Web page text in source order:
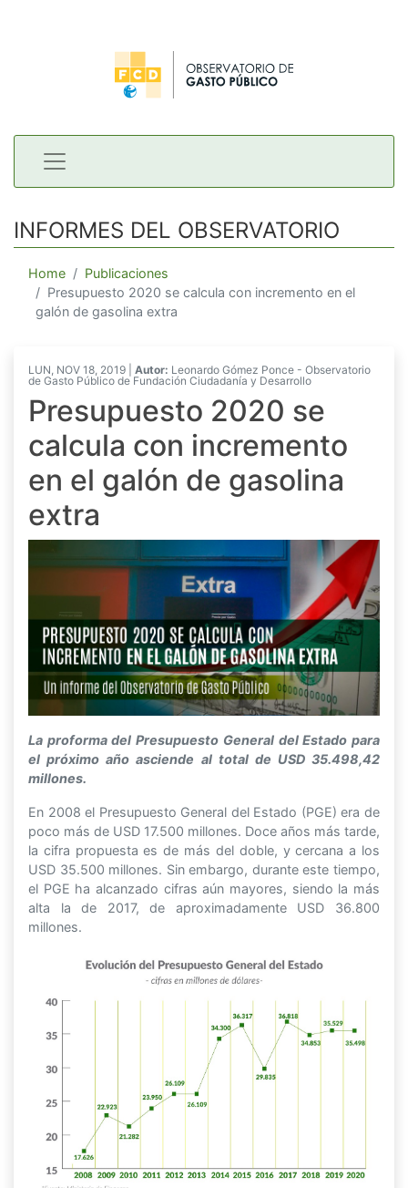
INFORMES DEL OBSERVATORIO
Home
Publicaciones
Presupuesto 2020 se calcula con incremento en el
galón de gasolina extra
LUN, NOV 18, 2019 | Autor: Leonardo Gómez Ponce - Observatorio
de Gasto Público de Fundación Ciudadanía y Desarrollo
Presupuesto 2020 se
calcula con incremento
en el galón de gasolina
extra
La proforma del Presupuesto General del Estado para
el próximo año asciende al total de USD 35.498,42
millones.
En 2008 el Presupuesto General del Estado (PGE) era de
poco más de USD 17.500 millones. Doce años más tarde,
la cifra propuesta es de más del doble, y cercana a los
USD 35.500 millones. Sin embargo, durante este tiempo,
el PGE ha alcanzado cifras aún mayores, siendo la más
alta la de 2017, de aproximadamente USD 36.800
millones.